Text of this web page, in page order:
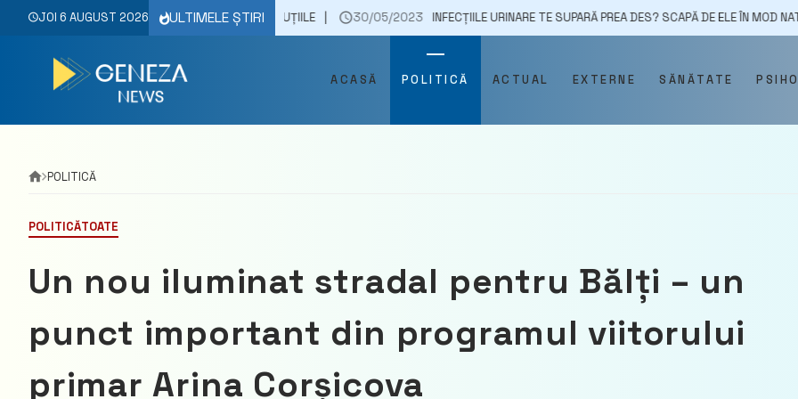
JOI 6 AUGUST 2026 ULTIMELE ȘTIRI
DE 30 DE ANI ȘI CARE SUNT SOLUȚIILE 30/05/2023 INFECȚIILE URINARE TE SUPARĂ PREA DES? SCAPĂ DE ELE ÎN MOD NATURAL
ACASĂ POLITICĂ ACTUAL EXTERNE SĂNĂTATE
POLITICĂ
POLITICĂTOATE
Un nou iluminat stradal pentru Bălți – un
punct important din programul viitorului
primar Arina Corșicova